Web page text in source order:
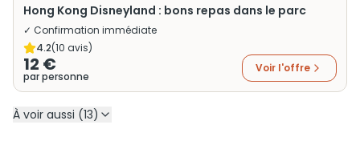
Hong Kong Disneyland : bons repas dans le parc
✓ Confirmation immédiate
4.2(10 avis)
12 €
par personne
Voir l'offre
À voir aussi (13)